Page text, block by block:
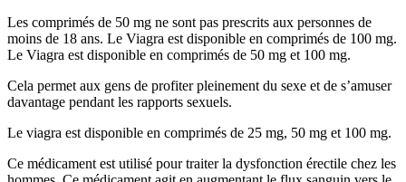
Les comprimés de 50 mg ne sont pas prescrits aux personnes de
moins de 18 ans. Le Viagra est disponible en comprimés de 100 mg.
Le Viagra est disponible en comprimés de 50 mg et 100 mg.
Cela permet aux gens de profiter pleinement du sexe et de s’amuser
davantage pendant les rapports sexuels.
Le viagra est disponible en comprimés de 25 mg, 50 mg et 100 mg.
Ce médicament est utilisé pour traiter la dysfonction érectile chez les